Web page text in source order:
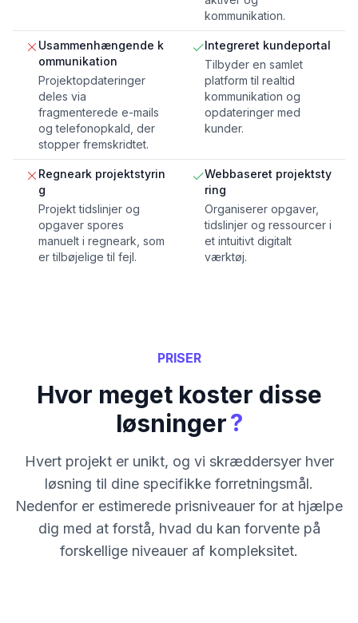
kommunikation.
Usammenhængende k
ommunikation
Projektopdateringer
deles via
fragmenterede e-mails
og telefonopkald, der
stopper fremskridtet.
Integreret kundeportal
Tilbyder en samlet
platform til realtid
kommunikation og
opdateringer med
kunder.
Regneark projektstyrin
g
Projekt tidslinjer og
opgaver spores
manuelt i regneark, som
er tilbøjelige til fejl.
Webbaseret projektsty
ring
Organiserer opgaver,
tidslinjer og ressourcer i
et intuitivt digitalt
værktøj.
PRISER
Hvor meget koster disse
løsninger?
Hvert projekt er unikt, og vi skræddersyer hver
løsning til dine specifikke forretningsmål.
Nedenfor er estimerede prisniveauer for at hjælpe
dig med at forstå, hvad du kan forvente på
forskellige niveauer af kompleksitet.